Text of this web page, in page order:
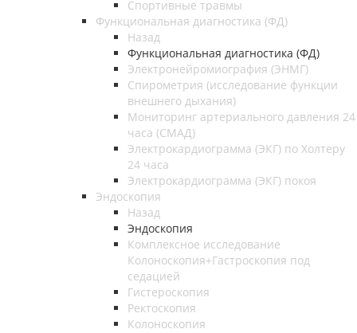
Спортивные травмы
Функциональная диагностика (ФД)
Назад
Функциональная диагностика (ФД)
Электронейромиография (ЭНМГ)
Спирометрия (исследование функции
внешнего дыхания)
Мониторинг артериального давления 24
часа (СМАД)
Электрокардиограмма (ЭКГ) по Холтеру
24 часа
Электрокардиограмма (ЭКГ) покоя
Эндоскопия
Назад
Эндоскопия
Комплексное исследование
Колоноскопия+Гастроскопия под
седацией
Гистероскопия
Ректоскопия
Колоноскопия